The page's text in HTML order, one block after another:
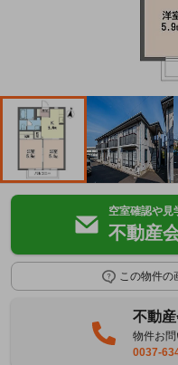
空室確認や見
不動産
この物件の
不動
物件お
0037-